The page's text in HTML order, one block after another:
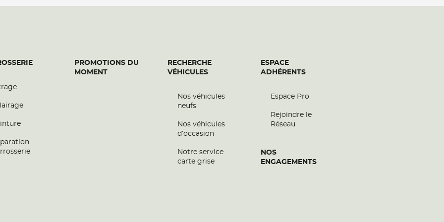
PROMOTIONS DU
MOMENT
RECHERCHE
VÉHICULES
Nos véhicules
neufs
Nos véhicules
d’occasion
Notre service
carte grise
ESPACE
ADHÉRENTS
Espace Pro
Rejoindre le
Réseau
NOS
ENGAGEMENTS